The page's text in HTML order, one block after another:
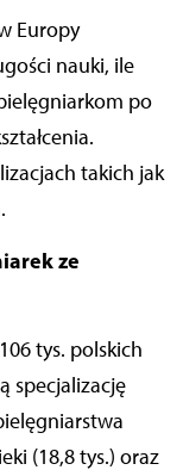
Europy
nauki, ile
po
takich jak
ze
tys. polskich
specjalizację
(18,8 tys.) oraz